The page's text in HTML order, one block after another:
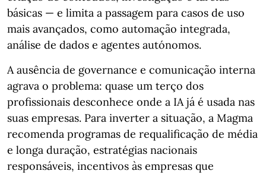
básicas — e limita a passagem para casos de uso
mais avançados, como automação integrada,
análise de dados e agentes autónomos.
A ausência de governance e comunicação interna
agrava o problema: quase um terço dos
profissionais desconhece onde a IA já é usada nas
suas empresas. Para inverter a situação, a Magma
recomenda programas de requalificação de média
e longa duração, estratégias nacionais
responsáveis, incentivos às empresas que